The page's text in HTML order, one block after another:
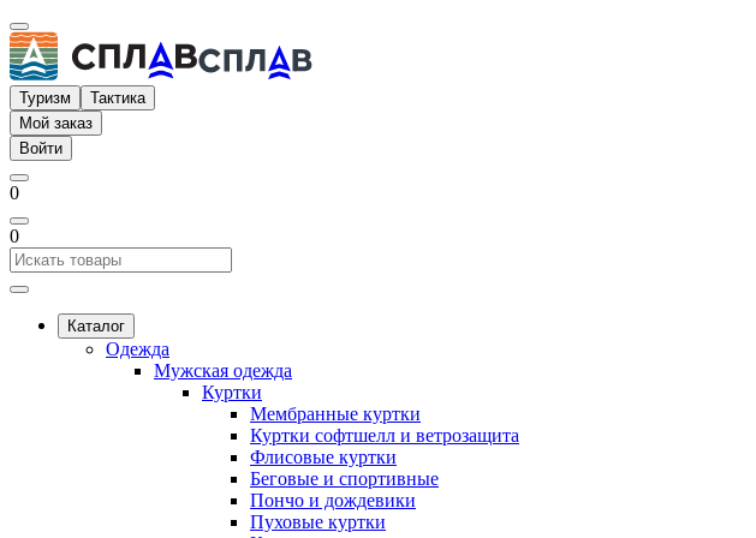
Туризм
Тактика
Мой заказ
Войти
0
0
Каталог
Одежда
Мужская одежда
Куртки
Мембранные куртки
Куртки софтшелл и ветрозащита
Флисовые куртки
Беговые и спортивные
Пончо и дождевики
Пуховые куртки